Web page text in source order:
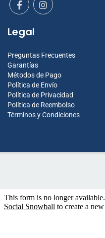
Legal
Preguntas Frecuentes
Garantías
Métodos de Pago
Política de Envío
Política de Privacidad
Política de Reembolso
Términos y Condiciones